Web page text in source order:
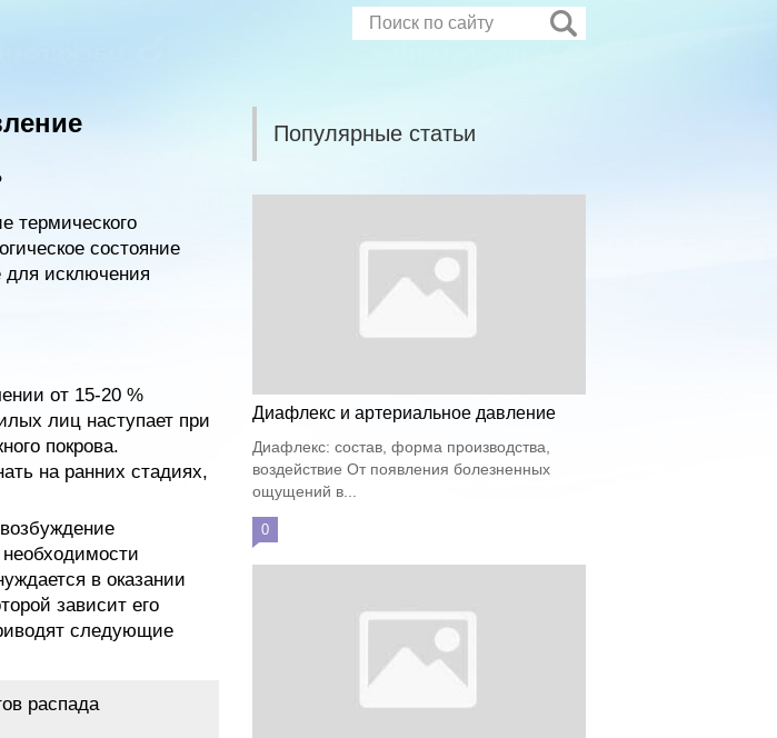
термического
состояние
для исключения
от 15-20 %
лиц наступает при
покрова.
на ранних стадиях,
в оказании
зависит его
следующие
распада
Популярные статьи
Диафлекс и артериальное давление
Диафлекс: состав, форма производства,
воздействие От появления болезненных
ощущений в...
0